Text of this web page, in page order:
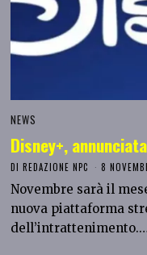
NEWS
Disney+,
DIREDAZIONE NPC 8
Novembre sarà il
nuova piattaforma